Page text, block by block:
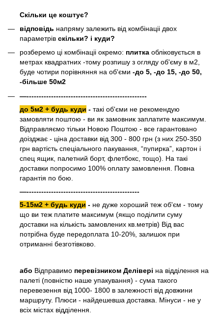
Скільки це коштує?
відповідь напряму залежить від комбінаціі двох
параметрів скільки? і куди?
розберемо ці комбінаціі окремо: плитка обліковується в
метрах квадратних -тому розпишу з огляду об'єму в м2,
буде чотири порівняння на об'єми -до 5, -до 15, -до 50,
-більше 50м2
—-------------------------------------------------
до 5м2 + будь куди - такі об'єми не рекомендую
замовляти поштою - ви як замовник заплатите максимум.
Відправляємо тільки Новою Поштою - все гарантовано
доізджає - ціна доставки від 300 - 800 грн (з них 250-350
грн вартість спеціального пакування, “пупирка”, картон і
спец ящик, палетний борт, флетбокс, тощо). На такі
доставки попросимо 100% оплату замовлення. Повна
гарантія по бою.
—----------------------------------------------
5-15м2 + будь куди - не дуже хороший теж об'єм - тому
що ви теж платите максимум (якщо поділити суму
доставки на кількість замовлених кв.метрів) Від вас
потрібна буде передоплата 10-20%, залишок при
отриманні безготівково.
або Відправимо перевізником Делівері на відділення на
палеті (повністю наше упакування) - сума такого
перевезення від 1000- 1800 в залежності від довжини
маршруту. Плюси - найдешевша доставка. Мінуси - не у
всіх містах відділення.